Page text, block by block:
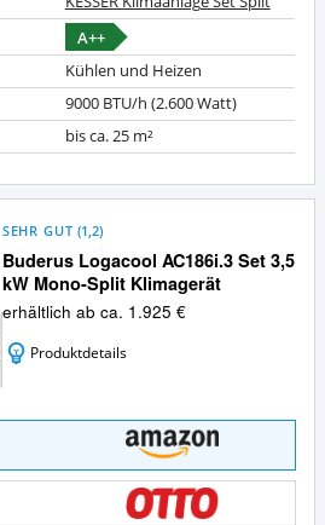
A++
Kühlen und Heizen
9000 BTU/h (2.600 Watt)
bis ca. 25 m²
Buderus Logacool AC186i.3 Set 3,5
kW Mono-Split Klimagerät
SEHR GUT (1,2)
erhältlich ab ca. 1.925 €
Produktdetails